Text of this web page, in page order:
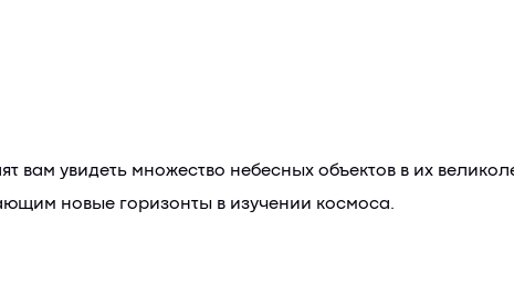
вам увидеть множество небесных объектов в их
новые горизонты в изучении космоса.